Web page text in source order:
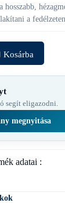
a fedélzeten.
Kosárba
segít eligazodni.
megnyitása
adatai :